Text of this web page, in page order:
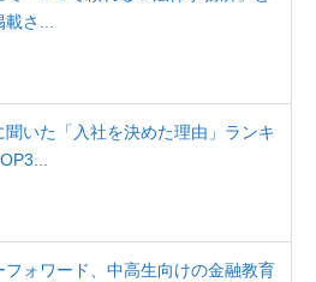
載さ...
聞いた「入社を決めた理由」ランキ
フォワード、中高生向けの金融教育